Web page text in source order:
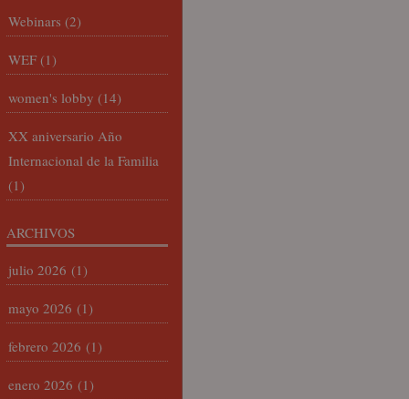
Webinars (2)
WEF (1)
women's lobby (14)
XX aniversario Año
Internacional de la Familia
(1)
ARCHIVOS
julio 2026 (1)
mayo 2026 (1)
febrero 2026 (1)
enero 2026 (1)